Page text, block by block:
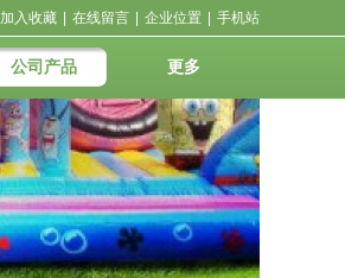
公司产品 更多
加入收藏 在线留言 企业位置 手机站